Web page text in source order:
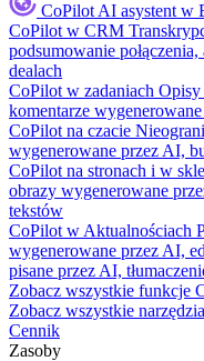
CoPilot AI asystent w
CoPilot w CRM
podsumowanie
dealach
CoPilot w zadaniach Opisy
komentarze
CoPilot na czacie
wygenerowane przez AI,
CoPilot na stronach i w
obrazy wygenerowane
tekstów
CoPilot w Aktualnościach
wygenerowane przez AI,
pisane przez AI,
Zobacz wszystkie funkcje
Zobacz wszystkie narzędzia
Cennik
Zasoby